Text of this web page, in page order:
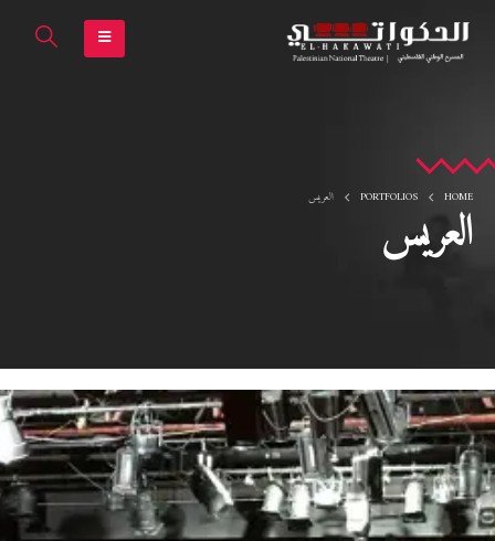
HOME
PORTFOLIOS العريس العريس